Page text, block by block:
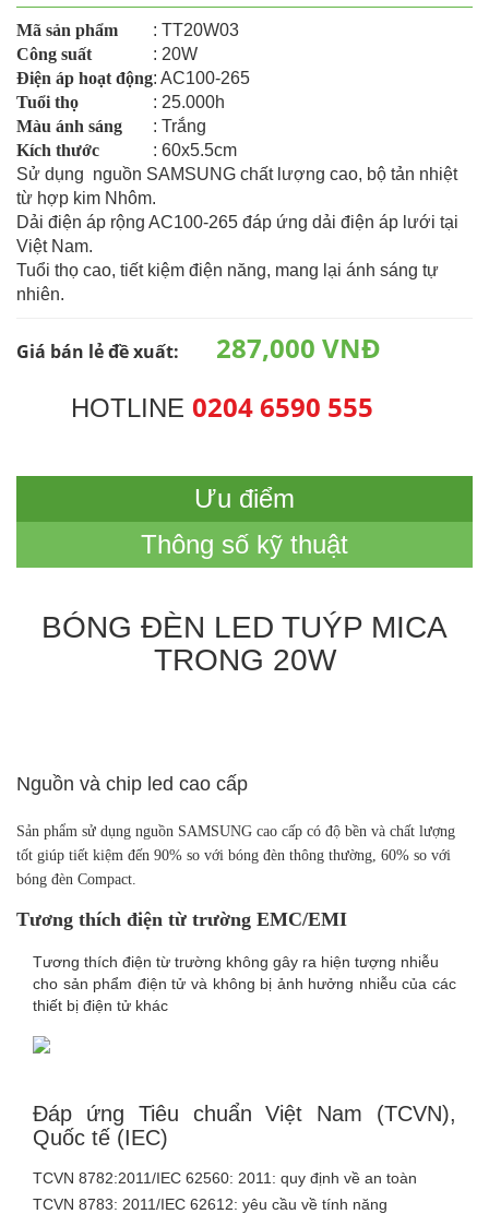
Mã sản phẩm
: TT20W03
Công suất
: 20W
Điện áp hoạt động: AC100-265
Tuổi thọ
: 25.000h
Màu ánh sáng
: Trắng
Kích thước
: 60x5.5cm
Sử dụng nguồn SAMSUNG chất lượng cao, bộ tản nhiệt
từ hợp kim Nhôm.
Dải điện áp rộng AC100-265 đáp ứng dải điện áp lưới tại
Việt Nam.
Tuổi thọ cao, tiết kiệm điện năng, mang lại ánh sáng tự
nhiên.
Giá bán lẻ đề xuất: 287,000 VNĐ
HOTLINE 0204 6590 555
Ưu điểm
Thông số kỹ thuật
BÓNG ĐÈN LED TUÝP MICA
TRONG 20W
Nguồn và chip led cao cấp
Sản phẩm sử dụng nguồn SAMSUNG cao cấp có độ bền và chất lượng
tốt giúp tiết kiệm đến 90% so với bóng đèn thông thường, 60% so với
bóng đèn Compact.
Tương thích điện từ trường EMC/EMI
Tương thích điện từ trường không gây ra hiện tượng nhiễu
cho sản phẩm điện tử và không bị ảnh hưởng nhiễu của các
thiết bị điện tử khác
Đáp ứng Tiêu chuẩn Việt Nam (TCVN),
Quốc tế (IEC)
TCVN 8782:2011/IEC 62560: 2011: quy định về an toàn
TCVN 8783: 2011/IEC 62612: yêu cầu về tính năng